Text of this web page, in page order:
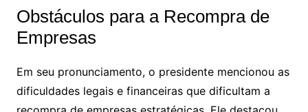
Obstáculos para a Recompra de
Empresas
Em seu pronunciamento, o presidente mencionou as
dificuldades legais e financeiras que dificultam a